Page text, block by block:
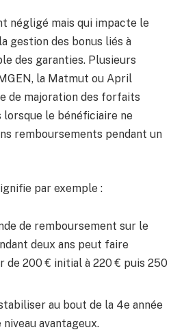
négligé mais qui impacte le
gestion des bonus liés à
des garanties. Plusieurs
la Matmut ou April
de majoration des forfaits
le bénéficiaire ne
remboursements pendant un
par exemple :
de remboursement sur le
deux ans peut faire
de 200 € initial à 220 € puis 250
au bout de la 4e année
avantageux.